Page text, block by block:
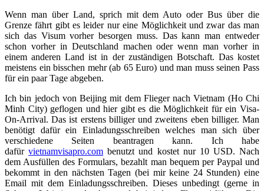
Wenn man über Land, sprich mit dem Auto oder Bus über die
Grenze fährt gibt es leider nur eine Möglichkeit und zwar das man
sich das Visum vorher besorgen muss. Das kann man entweder
schon vorher in Deutschland machen oder wenn man vorher in
einem anderen Land ist in der zuständigen Botschaft. Das kostet
meistens ein bisschen mehr (ab 65 Euro) und man muss seinen Pass
für ein paar Tage abgeben.
Ich bin jedoch von Beijing mit dem Flieger nach Vietnam (Ho Chi
Minh City) geflogen und hier gibt es die Möglichkeit für ein Visa-
On-Arrival. Das ist erstens billiger und zweitens eben billiger. Man
benötigt dafür ein Einladungsschreiben welches man sich über
verschiedene Seiten beantragen kann. Ich habe
dafürvietnamvisapro.com benutzt und kostet nur 10 USD. Nach
dem Ausfüllen des Formulars, bezahlt man bequem per Paypal und
bekommt in den nächsten Tagen (bei mir keine 24 Stunden) eine
Email mit dem Einladungsschreiben. Dieses unbedingt (gerne in